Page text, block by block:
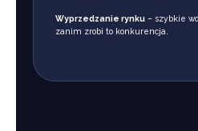
Wyprzedzanie rynku– szybkie
zanim zrobi to konkurencja.